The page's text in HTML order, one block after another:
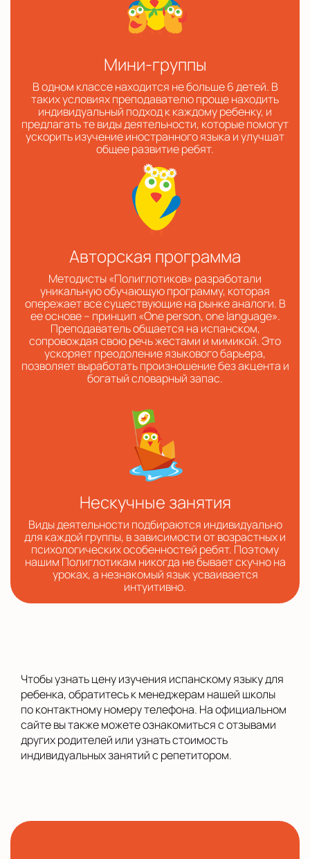
Мини-группы
В одном классе находится не больше 6 детей. В
таких условиях преподавателю проще находить
индивидуальный подход к каждому ребенку, и
предлагать те виды деятельности, которые помогут
ускорить изучение иностранного языка и улучшат
общее развитие ребят.
Авторская программа
Методисты «Полиглотиков» разработали
уникальную обучающую программу, которая
опережает все существующие на рынке аналоги. В
ее основе – принцип «One person, one language».
Преподаватель общается на испанском,
сопровождая свою речь жестами и мимикой. Это
ускоряет преодоление языкового барьера,
позволяет выработать произношение без акцента и
богатый словарный запас.
Нескучные занятия
Виды деятельности подбираются индивидуально
для каждой группы, в зависимости от возрастных и
психологических особенностей ребят. Поэтому
нашим Полиглотикам никогда не бывает скучно на
уроках, а незнакомый язык усваивается
интуитивно.
Чтобы узнать цену изучения испанскому языку для
ребенка, обратитесь к менеджерам нашей школы
по контактному номеру телефона. На официальном
сайте вы также можете ознакомиться с отзывами
других родителей или узнать стоимость
индивидуальных занятий с репетитором.